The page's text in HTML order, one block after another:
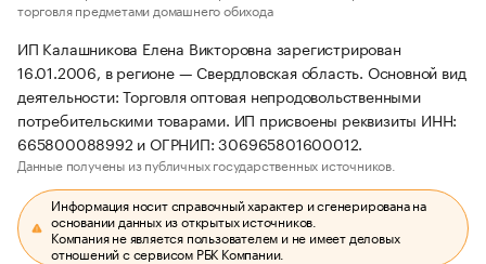
торговля предметами домашнего обихода
ИП Калашникова Елена Викторовна зарегистрирован
16.01.2006, в регионе — Свердловская область. Основной вид
деятельности: Торговля оптовая непродовольственными
потребительскими товарами. ИП присвоены реквизиты ИНН:
665800088992 и ОГРНИП: 306965801600012.
Данные получены из публичных государственных источников.
Информация носит справочный характер и сгенерирована на
основании данных из открытых источников.
Компания не является пользователем и не имеет деловых
отношений с сервисом РБК Компании.